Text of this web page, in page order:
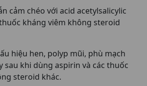
cảm chéo với acid acetylsalicylic
kháng viêm không steroid
hiệu hen, polyp mũi, phù mạch
sau khi dùng aspirin và các thuốc
steroid khác.